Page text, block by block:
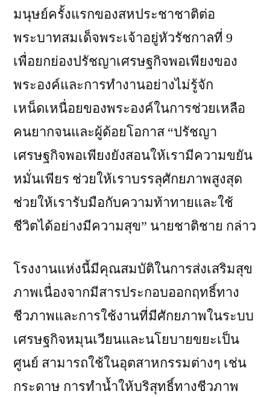
มนุษย์ครั้งแรกของสหประชาชาติต่อ
พระบาทสมเด็จพระเจ้าอยู่หัวรัชกาลที่ 9
เพื่อยกย่องปรัชญาเศรษฐกิจพอเพียงของ
พระองค์และการทำงานอย่างไม่รู้จัก
เหน็ดเหนื่อยของพระองค์ในการช่วยเหลือ
คนยากจนและผู้ด้อยโอกาส “ปรัชญา
เศรษฐกิจพอเพียงยังสอนให้เรามีความขยัน
หมั่นเพียร ช่วยให้เราบรรลุศักยภาพสูงสุด
ช่วยให้เรารับมือกับความท้าทายและใช้
ชีวิตได้อย่างมีความสุข” นายชาติชาย กล่าว
โรงงานแห่งนี้มีคุณสมบัติในการส่งเสริมสุข
ภาพเนื่องจากมีสารประกอบออกฤทธิ์ทาง
ชีวภาพและการใช้งานที่มีศักยภาพในระบบ
เศรษฐกิจหมุนเวียนและนโยบายขยะเป็น
ศูนย์ สามารถใช้ในอุตสาหกรรมต่างๆ เช่น
กระดาษ การทำน้ำให้บริสุทธิ์ทางชีวภาพ